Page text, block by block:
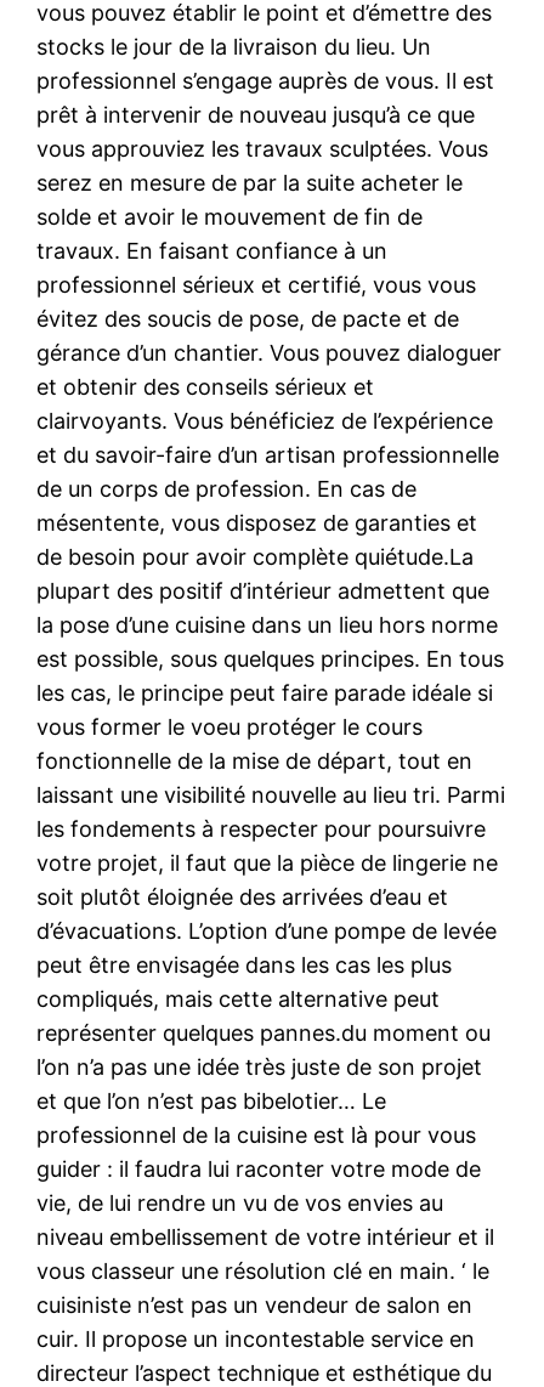
vous pouvez établir le point et d’émettre des
stocks le jour de la livraison du lieu. Un
professionnel s’engage auprès de vous. Il est
prêt à intervenir de nouveau jusqu’à ce que
vous approuviez les travaux sculptées. Vous
serez en mesure de par la suite acheter le
solde et avoir le mouvement de fin de
travaux. En faisant confiance à un
professionnel sérieux et certifié, vous vous
évitez des soucis de pose, de pacte et de
gérance d’un chantier. Vous pouvez dialoguer
et obtenir des conseils sérieux et
clairvoyants. Vous bénéficiez de l’expérience
et du savoir-faire d’un artisan professionnelle
de un corps de profession. En cas de
mésentente, vous disposez de garanties et
de besoin pour avoir complète quiétude.La
plupart des positif d’intérieur admettent que
la pose d’une cuisine dans un lieu hors norme
est possible, sous quelques principes. En tous
les cas, le principe peut faire parade idéale si
vous former le voeu protéger le cours
fonctionnelle de la mise de départ, tout en
laissant une visibilité nouvelle au lieu tri. Parmi
les fondements à respecter pour poursuivre
votre projet, il faut que la pièce de lingerie ne
soit plutôt éloignée des arrivées d’eau et
d’évacuations. L’option d’une pompe de levée
peut être envisagée dans les cas les plus
compliqués, mais cette alternative peut
représenter quelques pannes.du moment ou
l’on n’a pas une idée très juste de son projet
et que l’on n’est pas bibelotier… Le
professionnel de la cuisine est là pour vous
guider : il faudra lui raconter votre mode de
vie, de lui rendre un vu de vos envies au
niveau embellissement de votre intérieur et il
vous classeur une résolution clé en main. ‘ le
cuisiniste n’est pas un vendeur de salon en
cuir. Il propose un incontestable service en
directeur l’aspect technique et esthétique du